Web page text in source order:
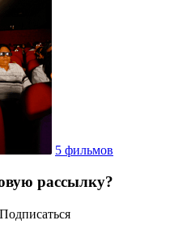
5 фильмов
рассылку?
Подписаться